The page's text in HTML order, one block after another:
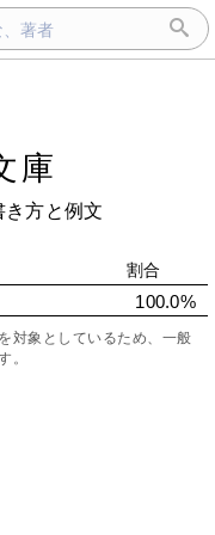
庫
き方と例文
割合
100.0%
対象としているため、一般
。